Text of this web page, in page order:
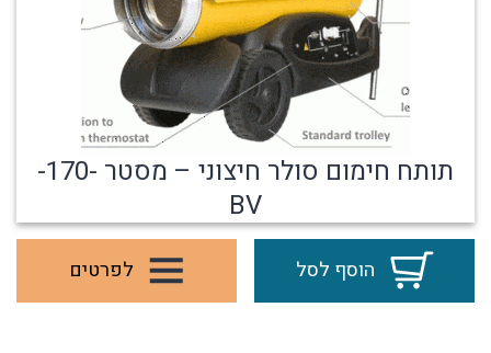
תותח חימום סולר חיצוני – מסטר -170-
BV
הוסף לסל לפרטים